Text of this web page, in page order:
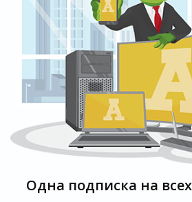
Одна подписка на